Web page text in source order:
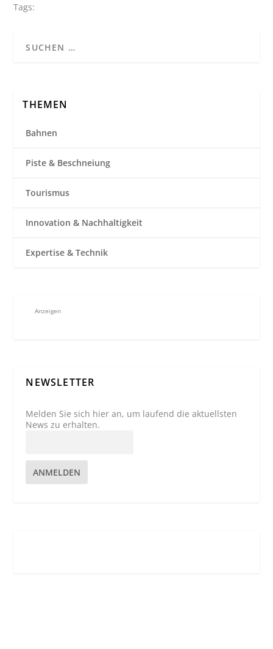
Tags:
THEMEN
Bahnen
Piste & Beschneiung
Tourismus
Innovation & Nachhaltigkeit
Expertise & Technik
Anzeigen
NEWSLETTER
Melden Sie sich hier an, um laufend die aktuellsten
News zu erhalten.
ANMELDEN